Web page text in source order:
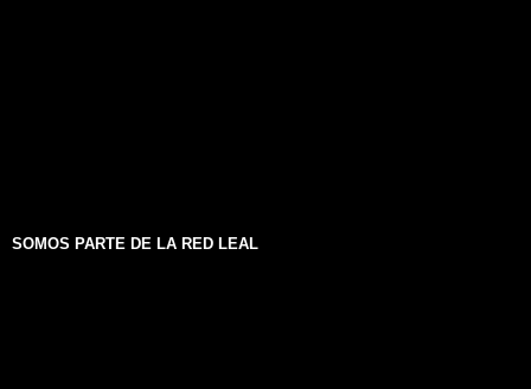
SOMOS PARTE DE LA RED LEAL